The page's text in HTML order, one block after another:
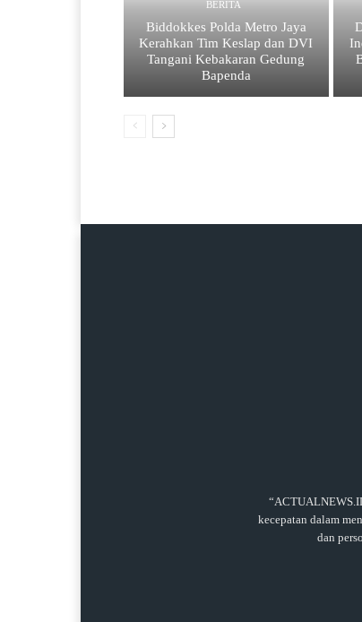
BERITA
Biddokkes Polda Metro Jaya
Kerahkan Tim Keslap dan DVI
Tangani Kebakaran Gedung
Bapenda
kecepatan dalam
dan